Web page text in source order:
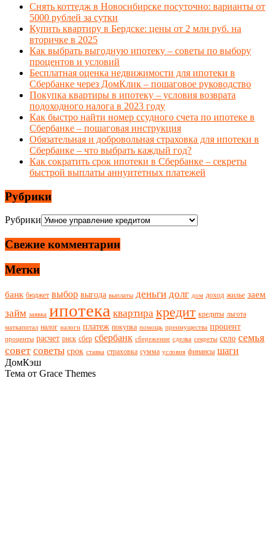
Снять коттедж в Новосибирске посуточно: варианты от
5000 рублей за сутки
Купить квартиру в Бердске: цены от 2 млн руб. на
вторичке в 2025
Как выбрать выгодную ипотеку – советы по выбору
процентов и условий
Бесплатная оценка недвижимости для ипотеки в
Сбербанке через ДомКлик – пошаговое руководство
Покупка квартиры в ипотеку – условия возврата
подоходного налога в 2023 году
Как быстро найти номер ссудного счета по ипотеке в
Сбербанке – пошаговая инструкция
Обязательная и добровольная страховка для ипотеки в
Сбербанке – что выбрать каждый год?
Как сократить срок ипотеки в Сбербанке – секреты
быстрой выплаты аннуитетных платежей
Рубрики
Рубрики
Свежие комментарии
Метки
банк бюджет выбор выгода выплаты деньги долг дом доход жилье заем
займ заявка ипотека квартира кредит кредиты льгота
маткапитал налог налоги платеж покупка помощь преимущества процент
проценты расчет риск сбер сбербанк сбережение сделка секреты село семья
совет советы срок ставка страховка сумма условия финансы шаги
ДомКэш
Тема от Grace Themes